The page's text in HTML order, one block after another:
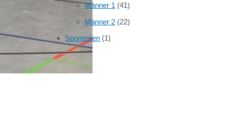
Männer 1 (41)
Männer 2 (22)
Sponsoren (1)